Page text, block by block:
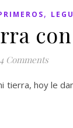
,
4 Comments
tierra, hoy le